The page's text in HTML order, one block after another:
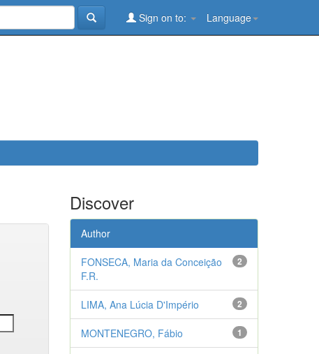
Language
Sign on to:
Discover
Author
2
FONSECA, Maria da Conceição
F.R.
2
LIMA, Ana Lúcia D'Império
1
MONTENEGRO, Fábio